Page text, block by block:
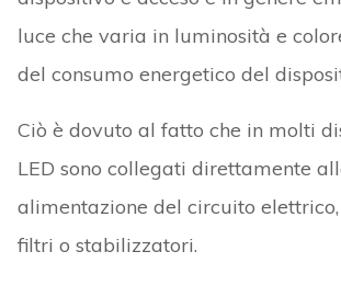
luce che varia in luminosità e
del consumo energetico del
Ciò è dovuto al fatto che in molti
LED sono collegati direttamente
alimentazione del circuito elettrico,
filtri o stabilizzatori.